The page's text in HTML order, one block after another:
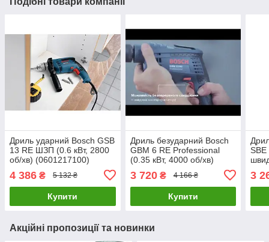
Дриль ударний Bosch GSB
13 RE ШЗП (0.6 кВт, 2800
об/хв) (0601217100)
4 386 ₴ 5 132 ₴
Купити
Дриль безударний Bosch
GBM 6 RE Professional
(0.35 кВт, 4000 об/хв)
3 720₴ 4 166 ₴
Купити
SBE
3
Акційні пропозиції та новинки